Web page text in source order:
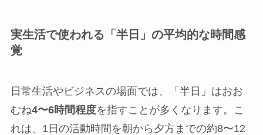
実生活で使われる「半日」の平均的な時間感
覚
日常生活やビジネスの場面では、「半日」はおお
むね4〜6時間程度を指すことが多くなります。こ
れは、1日の活動時間を朝から夕方までの約8〜12